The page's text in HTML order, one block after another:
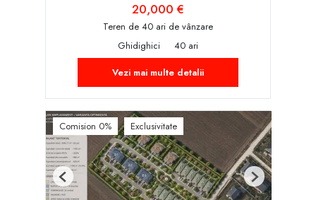
20,000 €
Teren de 40 ari de vânzare
Ghidighici
40 ari
Vezi mai multe detalii
Comision 0% Exclusivitate
Previous Next